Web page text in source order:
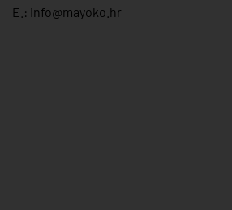
E.: info@mayoko. hr